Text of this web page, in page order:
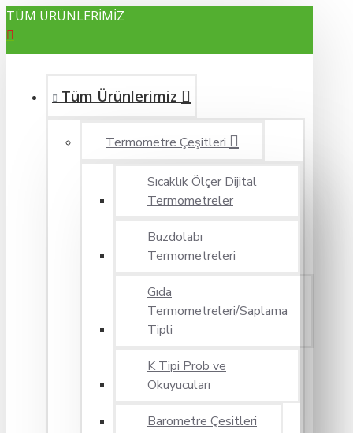
TÜM ÜRÜNLERİMİZ
Tüm Ürünlerimiz
Termometre Çeşitleri
Sıcaklık Ölçer Dijital
Termometreler
Buzdolabı
Termometreleri
Gıda
Termometreleri/Saplama
Tipli
K Tipi Prob ve
Okuyucuları
Barometre Çesitleri